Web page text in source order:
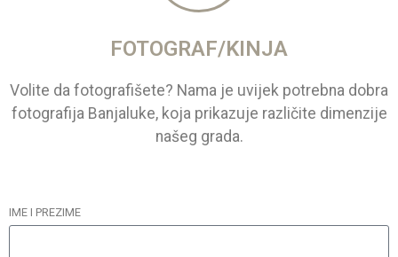
FOTOGRAF/KINJA
Volite da fotografišete? Nama je uvijek potrebna dobra
fotografija Banjaluke, koja prikazuje različite dimenzije
našeg grada.
IME I PREZIME